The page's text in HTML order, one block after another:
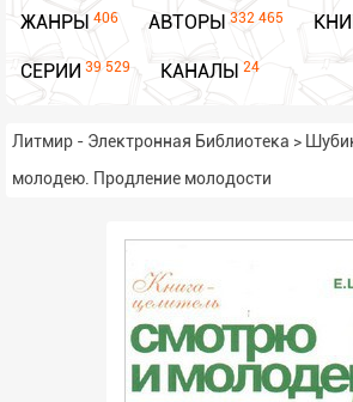
ЖАНРЫ 406 АВТОРЫ 332 465
СЕРИИ 39 529 КАНАЛЫ 24
Литмир - Электронная Библиотека >
молодею. Продление молодости